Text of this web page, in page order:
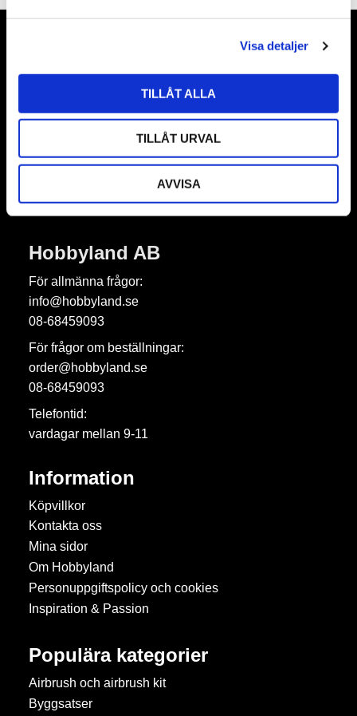
a
Visa detaljer
TILLÅT ALLA
TILLÅT URVAL
AVVISA
Nyhetsbrev
Prenumerera
Hobbyland AB
För allmänna frågor:
info@hobbyland.se
08-68459093
För frågor om beställningar:
order@hobbyland.se
08-68459093
Telefontid:
vardagar mellan 9-11
Information
Köpvillkor
Kontakta oss
Mina sidor
Om Hobbyland
Personuppgiftspolicy och cookies
Inspiration & Passion
Populära kategorier
Airbrush och airbrush kit
Byggsatser